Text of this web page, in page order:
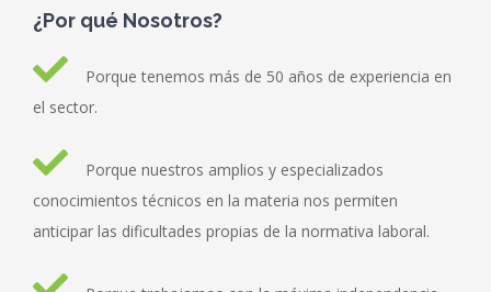
¿Por qué Nosotros?
Porque tenemos más de 50 años de experiencia en
el sector.
Porque nuestros amplios y especializados
conocimientos técnicos en la materia nos permiten
anticipar las dificultades propias de la normativa laboral.